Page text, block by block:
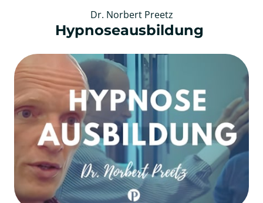
Dr. Norbert Preetz
Hypnoseausbildung